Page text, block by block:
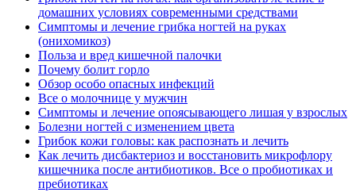
домашних условиях современными средствами
Симптомы и лечение грибка ногтей на руках
(онихомикоз)
Польза и вред кишечной палочки
Почему болит горло
Обзор особо опасных инфекций
Все о молочнице у мужчин
Симптомы и лечение опоясывающего лишая у взрослых
Болезни ногтей с изменением цвета
Грибок кожи головы: как распознать и лечить
Как лечить дисбактериоз и восстановить микрофлору
кишечника после антибиотиков. Все о пробиотиках и
пребиотиках